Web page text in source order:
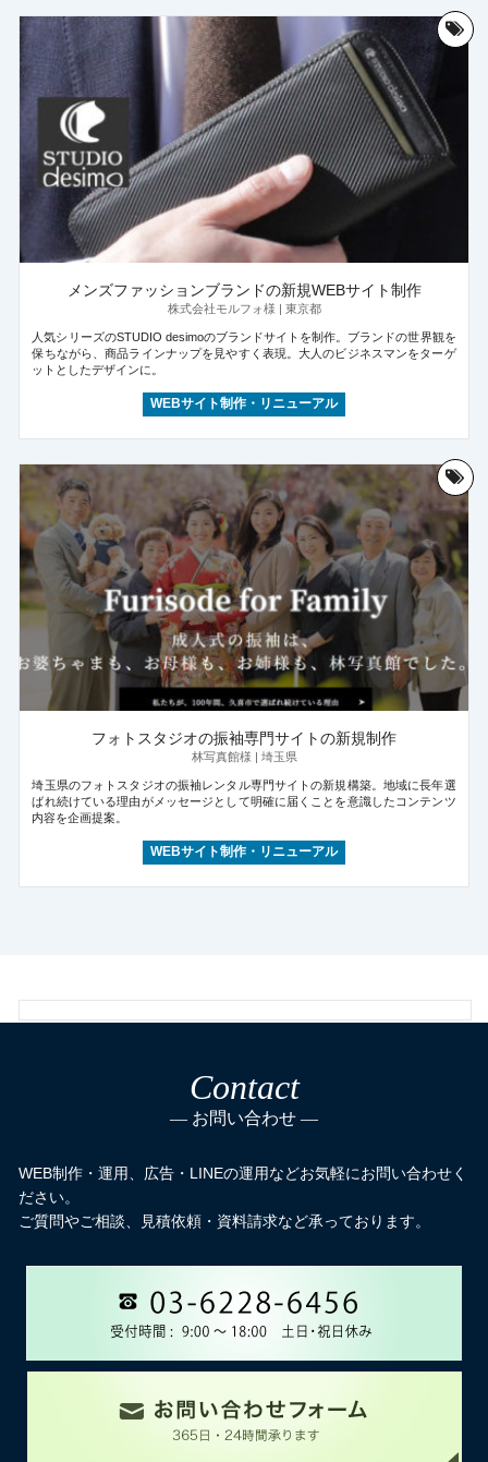
メンズファッションブランドの新規WEBサイト制作
株式会社モルフォ様 | 東京都
人気シリーズのSTUDIO desimoのブランドサイトを制作。ブランドの世界観を
保ちながら、商品ラインナップを見やすく表現。大人のビジネスマンをターゲ
ットとしたデザインに。
WEBサイト制作・リニューアル
フォトスタジオの振袖専門サイトの新規制作
林写真館様 | 埼玉県
埼玉県のフォトスタジオの振袖レンタル専門サイトの新規構築。地域に長年選
ばれ続けている理由がメッセージとして明確に届くことを意識したコンテンツ
内容を企画提案。
WEBサイト制作・リニューアル
Contact
お問い合わせ
WEB制作・運用、広告・LINEの運用などお気軽にお問い合わせく
ださい。
ご質問やご相談、見積依頼・資料請求など承っております。